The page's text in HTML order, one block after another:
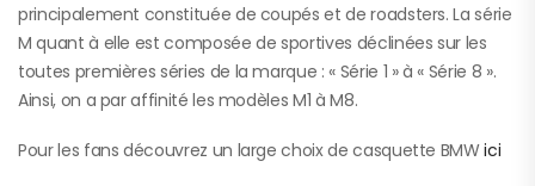
principalement constituée de coupés et de roadsters. La série
M quant à elle est composée de sportives déclinées sur les
toutes premières séries de la marque : « Série 1 » à « Série 8 ».
Ainsi, on a par affinité les modèles M1 à M8.
Pour les fans découvrez un large choix de casquette BMWici